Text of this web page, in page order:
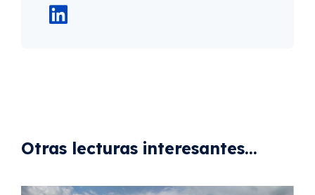

Otras lecturas interesantes...